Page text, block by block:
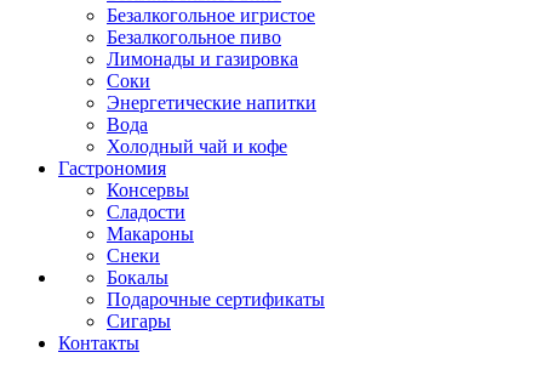
Безалкогольное игристое
Безалкогольное пиво
Лимонады и газировка
Соки
Энергетические напитки
Вода
Холодный чай и кофе
Гастрономия
Консервы
Сладости
Макароны
Снеки
Бокалы
Подарочные сертификаты
Сигары
Контакты